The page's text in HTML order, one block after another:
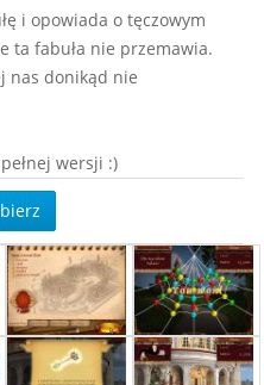
i opowiada o tęczowym
ta fabuła nie przemawia.
nas donikąd nie
wersji :)